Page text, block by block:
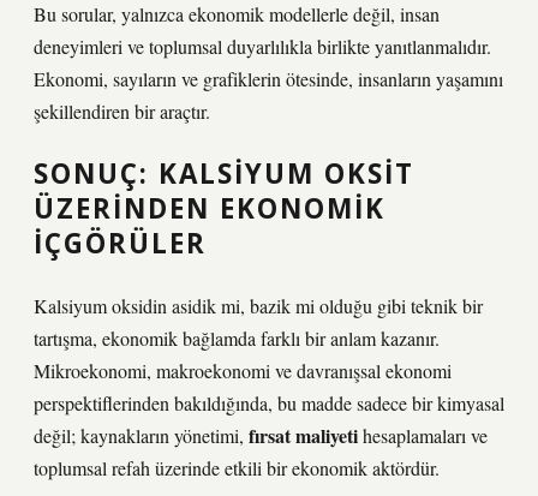
Bu sorular, yalnızca ekonomik modellerle değil, insan
deneyimleri ve toplumsal duyarlılıkla birlikte yanıtlanmalıdır.
Ekonomi, sayıların ve grafiklerin ötesinde, insanların yaşamını
şekillendiren bir araçtır.
SONUÇ: KALSIYUM OKSIT
ÜZERINDEN EKONOMIK
İÇGÖRÜLER
Kalsiyum oksidin asidik mi, bazik mi olduğu gibi teknik bir
tartışma, ekonomik bağlamda farklı bir anlam kazanır.
Mikroekonomi, makroekonomi ve davranışsal ekonomi
perspektiflerinden bakıldığında, bu madde sadece bir kimyasal
değil; kaynakların yönetimi, fırsat maliyetihesaplamaları ve
toplumsal refah üzerinde etkili bir ekonomik aktördür.